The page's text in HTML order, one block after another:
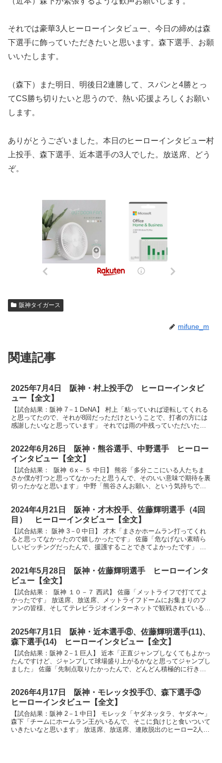
それでは豪華3人ヒーローインタビュー、今日の締めは森
下選手に飾っていただきたいと思います。森下選手、お願
いいたします。
（森下）また明日、明後日2連勝して、スパンと4勝とっ
てCS勝ち切りたいと思うので、熱い応援よろしくお願い
します。
ありがとうございました。本日のヒーローインタビュー村
上投手、森下選手、近本選手の3人でした。放送席、どう
ぞ。
阪神タイガース
mifune_m
関連記事
2025年7月4日 阪神・村上投手⑦ ヒーローインタビ
ュー【全文】
【試合結果：阪神 7－1 DeNA】 村上「粘っていれば逆転してくれる
と思ってたので、それが8回だっただけということで、打者の方には
感謝したいなと思っています」 それでは雨の中残っていただいたタ
2022年6月26日 阪神・熊谷選手、中野選手 ヒーロー
インタビュー【全文】
【試合結果： 阪神 ６x－５ 中日】 熊谷「多分ここにいる人たちま
さか僕が打つと思ってなかったと思うんで、そのいい意味で期待を裏
切ったかなと思います」 中野「熊谷さんお願い、という気持ちでベ
2024年4月21日 阪神・才木投手、佐藤輝明選手（4回
目） ヒーローインタビュー【全文】
【試合結果： 阪神 3－0 中日】 才木「まさかホームラン打ってくれ
ると思ってなかったので嬉しかったです」 佐藤「危なげない素晴ら
しいピッチングだったんで、援護することできてよかったです」 放
2021年5月28日 阪神・佐藤輝明選手 ヒーローインタ
ビュー【全文】
【試合結果： 阪神 １０－７ 西武】 佐藤「メットライフで打ててよ
かったです」 放送席、放送席、メットライフドームにお集まりのフ
ァンの皆様、そしてテレビラジオインターネットで観戦されている皆
2025年7月1日 阪神・近本選手⑧、佐藤輝明選手(11)、
森下選手(14) ヒーローインタビュー【全文】
【試合結果：阪神 2－1 巨人】 近本「正直ジャンプしなくてもよかっ
たんですけど、ジャンプして球場盛り上がるかなと思ってジャンプし
ました」 佐藤「先制点取りたかったんで、どんどん積極的に行きま
2026年4月17日 阪神・モレッタ投手①、森下選手③
ヒーローインタビュー【全文】
【試合結果：阪神 2－1 中日】 モレッタ「ヤダネッタラ、ヤダネ〜」
森下「チームにホームラン王がいるんで、そこに負けじと食いついて
いきたいなと思います」 放送席、放送席、連敗脱出のヒーロー2人に